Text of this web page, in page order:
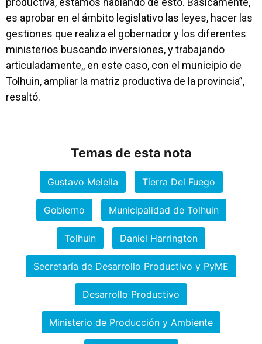
es aprobar en el ámbito legislativo las leyes, hacer las
gestiones que realiza el gobernador y los diferentes
ministerios buscando inversiones, y trabajando
articuladamente,, en este caso, con el municipio de
Tolhuin, ampliar la matriz productiva de la provincia”,
resaltó.
Temas de esta nota
Gustavo Melella Tierra Del Fuego
Gobierno Municipalidad de Tolhuin
Tolhuin Daniel Harrington
Secretaría de Desarrollo Productivo y PyME
Desarrollo Productivo
Ministerio de Producción y Ambiente